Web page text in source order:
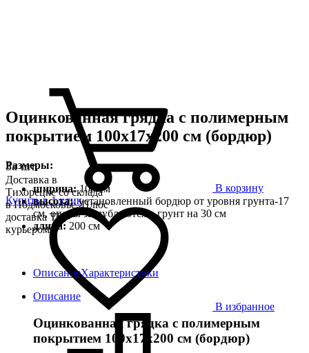
За шт.
Доставка в
Тихорецке со склада
в Подмосковье. Плюс
доставка ТК,
курьером
В корзину
Купить в 1 клик
В избранное
Оцинкованная грядка с полимерным
покрытием 100х17х200 см (бордюр)
Размеры:
ширина:100 см
высота:установленный бордюр от уровня грунта-17
см, опоры заглубляются в грунт на 30 см
длина: 200 см
ОписаниеХарактеристики
Описание
Оцинкованная грядка с полимерным
покрытием 100х17х200 см (бордюр)